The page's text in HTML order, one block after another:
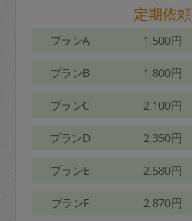
定期依頼
プランA 1,500円
プランB 1,800円
プランC 2,100円
プランD 2,350円
プランE 2,580円
プランF 2,870円